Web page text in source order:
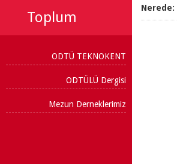
Toplum
ODTÜ TEKNOKENT
ODTÜLÜ Dergisi
Mezun Derneklerimiz
Nerede: